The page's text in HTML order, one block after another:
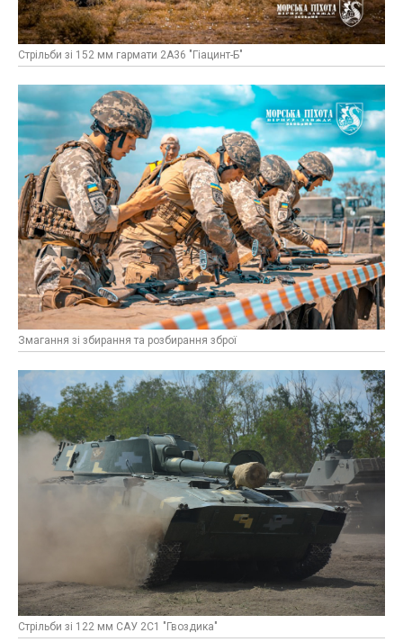
Стрільби зі 152 мм гармати 2А36 "Гіацинт-Б"
Змагання зі збирання та розбирання зброї
Стрільби зі 122 мм САУ 2С1 "Гвоздика"